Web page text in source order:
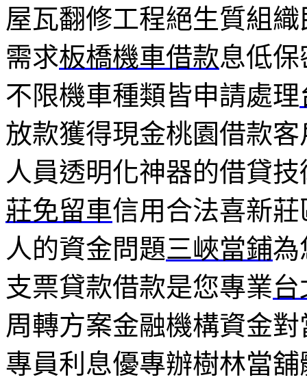
屋瓦翻修工程絕生質組
需求板橋機車借款息低
不限機車種類皆申請處理
放款獲得現金桃園借款
人員透明化神器的借貸
莊免留車信用合法喜新
人的資金問題三峽當鋪為
支票貸款借款是您專業
周轉方案金融機構資金
專員利息優專辦樹林當